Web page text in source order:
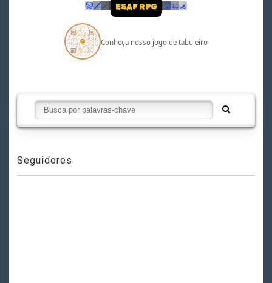
🤡 🗡🪄 ESAF RPG 👹📜🦼
Conheça nosso jogo de tabuleiro
Seguidores